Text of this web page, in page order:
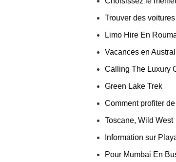
Trouver des
Limo Hire En
Vacances en
Calling The Luxury
Green Lake Trek
Comment profiter
Toscane, Wild West
Information sur
Pour Mumbai En